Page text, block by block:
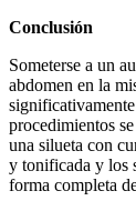
Conclusión
Someterse a un
abdomen en la
procedimientos
una silueta con
y tonificada y los
forma completa